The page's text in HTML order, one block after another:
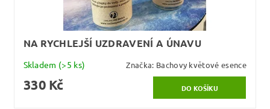
NA RYCHLEJŠÍ UZDRAVENÍ A ÚNAVU
Skladem (>5 ks) Značka: Bachovy květové esence
330 Kč